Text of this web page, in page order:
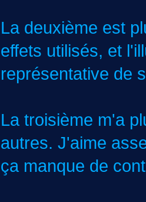
La deuxième est
effets utilisés, et
représentative de
La troisième m'a
autres. J'aime
ça manque de